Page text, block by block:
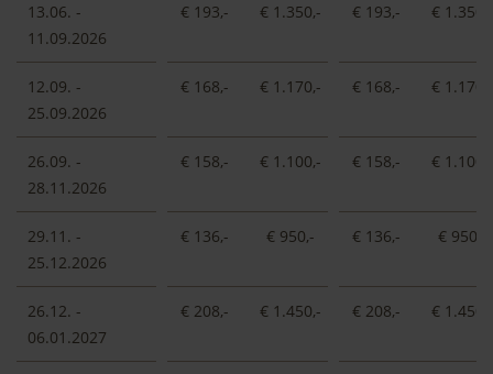
I prezzi sono comprensivi di IVA, garage, deposito
sci/biciclette, utilizzo dell’asciugascarponi, biancheria
Card, accesso preferenziale alle attività del
programma Val Gardena Active, ingresso alle piscine
Mar Dolomit.
I prezzi non includono la tassa di soggiorno di 2,90
euro a persona (a partire dai 14 anni) al giorno. Gli
animali domestici non sono ammessi.
La prenotazione è da considerarsi valida solo dopo
aver ricevuto la conferma dell’avvenuto anticipo. In
caso di cancellazione della prenotazione l’anticipo
13.06. -
11.09.2026
€ 193,- € 1.350,- € 193,- € 1.350,-
12.09. -
25.09.2026
€ 168,- € 1.170,- € 168,- € 1.170,-
26.09. -
28.11.2026
€ 158,- € 1.100,- € 158,- € 1.100,-
29.11. -
25.12.2026
€ 136,- € 950,- € 136,- € 950,-
26.12. -
06.01.2027
€ 208,- € 1.450,- € 208,- € 1.450,-